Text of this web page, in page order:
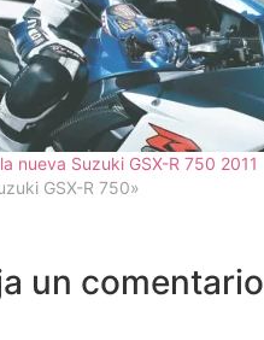
nueva Suzuki GSX-R 750 2011
GSX-R 750»
un comentario